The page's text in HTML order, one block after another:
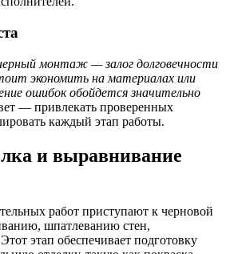
монтаж — залог долговечности
экономить на материалах или
ошибок обойдется значительно
— привлекать проверенных
каждый этап работы.
и выравнивание
работ приступают к черновой
шпатлеванию стен,
этап обеспечивает подготовку